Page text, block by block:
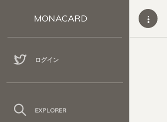
MONACARD
ログイン
EXPLORER